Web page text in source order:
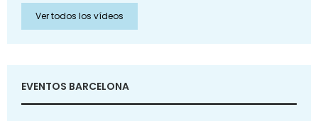
Ver todos los vídeos
EVENTOS BARCELONA